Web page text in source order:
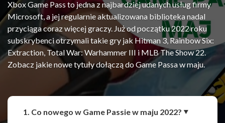
Xbox Game Pass to jedna z najbardziej udanych usług firmy
Microsoft, a jej regularnie aktualizowana biblioteka nadal
przyciąga coraz więcej graczy. Już od początku 2022 roku
subskrybenci otrzymali takie gry jak Hitman 3, Rainbow Six:
Extraction, Total War: Warhammer III i MLB The Show 22.
Zobacz jakie nowe tytuły dołączą do Game Passa w maju.
1. Co nowego w Game Passie w maju 2022?